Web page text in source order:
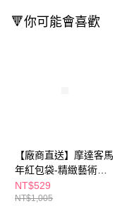
【關於「AFTEE先享後付」
AFTEE先享後付是「在收
３．收到繳費通知簡訊後
ATM／網路銀行／等多元方
※ 請注意：結帳手續完成當
購買商品的店家。未經商家
🔻你可能會喜歡
【廠商直送】摩達客馬
年紅包袋-精緻藝術優
雅燙金彩色紅包袋-12
入組
NT$529
NT$1,005